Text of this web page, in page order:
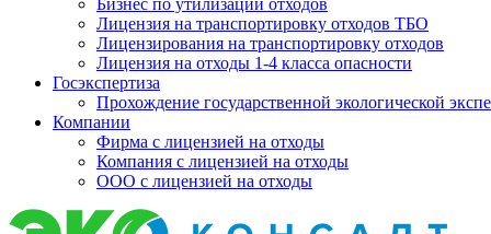
Бизнес по утилизации отходов
Лицензия на транспортировку отходов ТБО
Лицензирования на транспортировку отходов
Лицензия на отходы 1-4 класса опасности
Госэкспертиза
Прохождение государственной экологической
Компании
Фирма с лицензией на отходы
Компания с лицензией на отходы
ООО с лицензией на отходы